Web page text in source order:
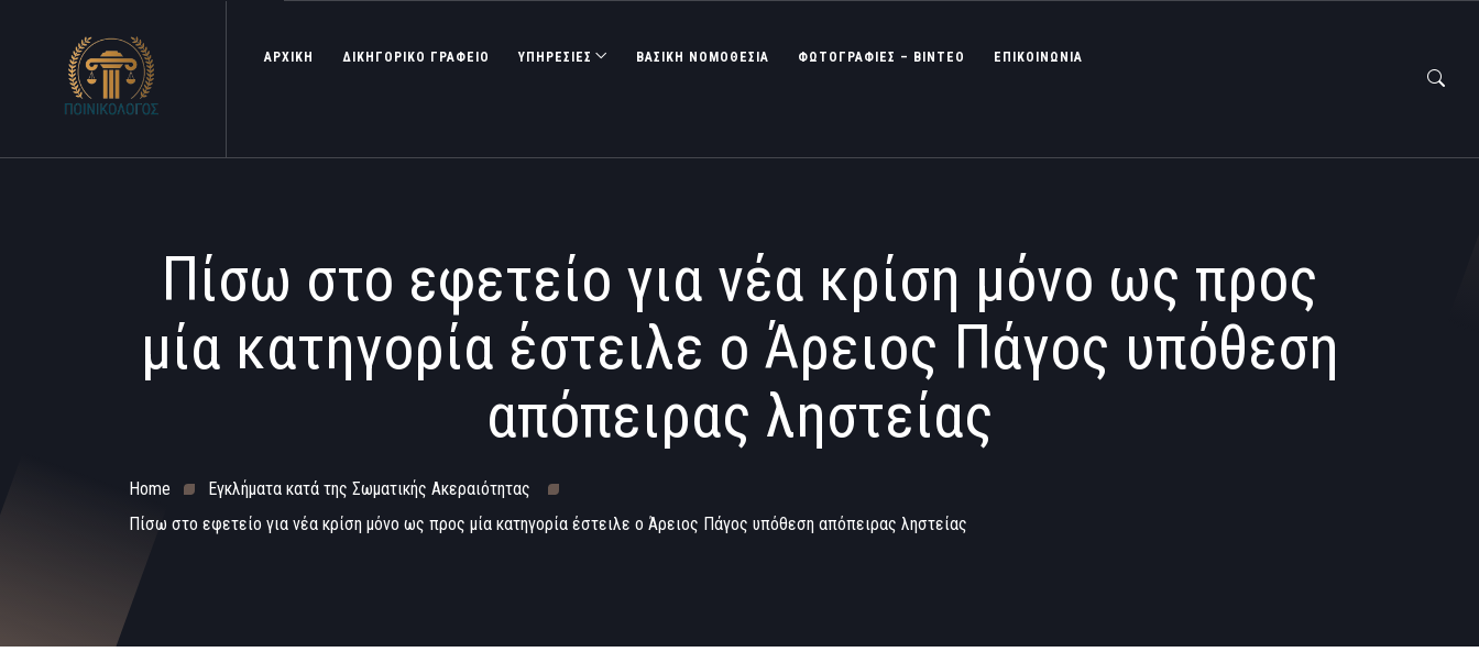
ΑΡΧΙΚΗ ΔΙΚΗΓΟΡΙΚΟ ΓΡΑΦΕΙΟ ΥΠΗΡΕΣΙΕΣ ΒΑΣΙΚΉ ΝΟΜΟΘΕΣΊΑ ΦΩΤΟΓΡΑΦΊΕΣ – ΒΊΝΤΕΟ ΕΠΙΚΟΙΝΩΝΙΑ
Πίσω στο εφετείο για νέα κρίση μόνο ως προς
μία κατηγορία έστειλε ο Άρειος Πάγος υπόθεση
απόπειρας ληστείας
Home
Εγκλήματα κατά της Σωματικής Ακεραιότητας
Πίσω στο εφετείο για νέα κρίση μόνο ως προς μία κατηγορία έστειλε ο Άρειος Πάγος υπόθεση απόπειρας ληστείας